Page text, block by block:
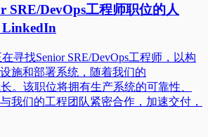
SRE/DevOps工程师职位的人
LinkedIn
寻找Senior SRE/DevOps工程师，以构
施和部署系统，随着我们的
。该职位将拥有生产系统的可靠性、
我们的工程团队紧密合作，加速交付，